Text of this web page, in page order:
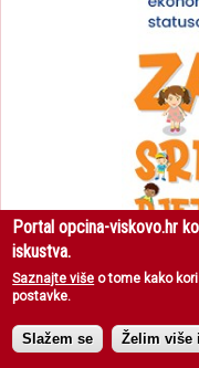
Portal opcina-viskovo.hr
iskustva.
Saznajte više o tome kako
postavke.
Slažem se Želim više